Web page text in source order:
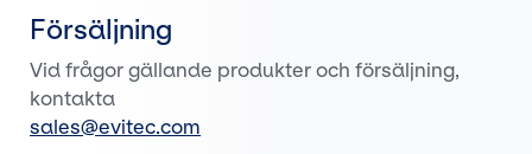
Försäljning
Vid frågor gällande produkter och försäljning,
kontakta
sales@evitec.com